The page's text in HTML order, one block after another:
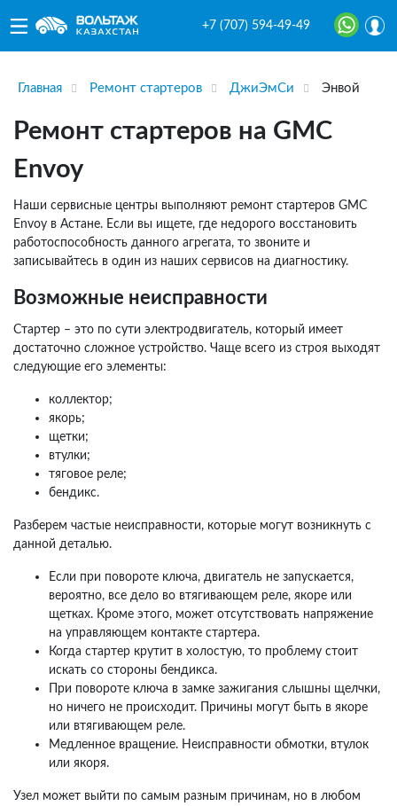
+7 (707) 594-49-49
Главная Ремонт стартеров ДжиЭмСи Энвой
Ремонт стартеров на GMC
Envoy
Наши сервисные центры выполняют ремонт стартеров GMC
Envoy в Астане. Если вы ищете, где недорого восстановить
работоспособность данного агрегата, то звоните и
записывайтесь в один из наших сервисов на диагностику.
Возможные неисправности
Стартер – это по сути электродвигатель, который имеет
достаточно сложное устройство. Чаще всего из строя выходят
следующие его элементы:
коллектор;
якорь;
щетки;
втулки;
тяговое реле;
бендикс.
Разберем частые неисправности, которые могут возникнуть с
данной деталью.
Если при повороте ключа, двигатель не запускается,
вероятно, все дело во втягивающем реле, якоре или
щетках. Кроме этого, может отсутствовать напряжение
на управляющем контакте стартера.
Когда стартер крутит в холостую, то проблему стоит
искать со стороны бендикса.
При повороте ключа в замке зажигания слышны щелчки,
но ничего не происходит. Причины могут быть в якоре
или втягивающем реле.
Медленное вращение. Неисправности обмотки, втулок
или якоря.
Узел может выйти по самым разным причинам, но в любом